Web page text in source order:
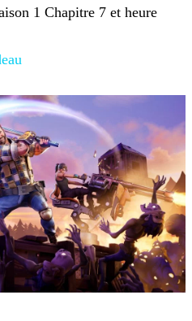
1 Chapitre 7 et heure